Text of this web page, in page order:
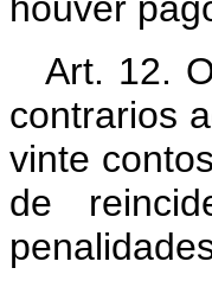
Art. 12.
contrarios
vinte
de